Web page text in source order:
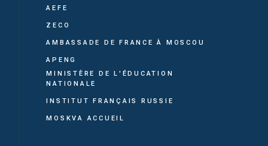
AEFE
ZECO
AMBASSADE DE FRANCE À MOSCOU
APENG
MINISTÈRE DE L'ÉDUCATION
NATIONALE
INSTITUT FRANÇAIS RUSSIE
MOSKVA ACCUEIL